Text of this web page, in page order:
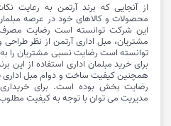
از آنجایی که برند آرتمن به رعایت
محصولات و کالاهای خود در عرصه
این شرکت توانسته است رضایت مصرف
مشتریان، مبل اداری آرتمن از نظر طراحی
توانسته است رضایت نسبی مشتریان را
برای خرید مبلمان اداری استفاده از این
همچنین کیفیت ساخت و دوام مبل اداری
رضایت بخش بوده است. برای خریداری
مدیریت می توان با توجه به کیفیت مطلوب